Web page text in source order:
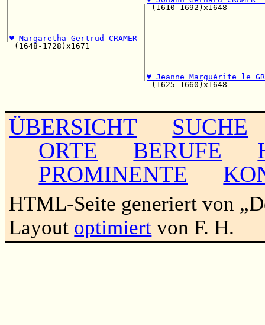
|                            | (1610-
♥ Margaretha Gertrud CRAMER
(1648-1728)x1671
♥ Jeanne Marguérite le
(1625-
ÜBERSICHT
SUCHE
ORTE
BERUFE
PROMINENTE
HTML-Seite generiert von
Layout optimiert von F. H.